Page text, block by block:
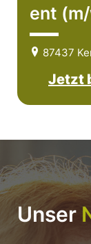
ent
87437
Jetzt
Unser